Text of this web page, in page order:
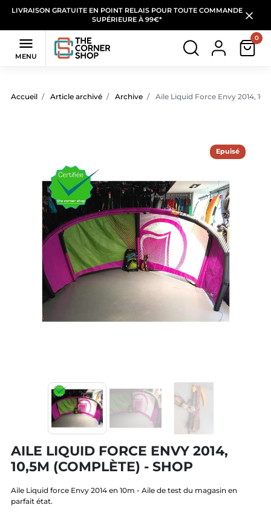
LIVRAISON GRATUITE EN POINT RELAIS POUR TOUTE COMMANDE
SUPÉRIEURE À 99€*

MENU
0
Accueil Article archivé Archive Aile Liquid Force Envy 2014,
Epuisé
AILE LIQUID FORCE ENVY 2014,
10,5M (COMPLÈTE) - SHOP
Aile Liquid force Envy 2014 en 10m - Aile de test du magasin en
parfait état.